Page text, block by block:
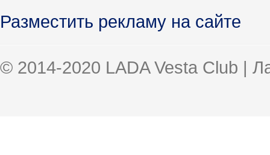
Разместить рекламу на сайте
© 2014-2020 LADA Vesta Club |